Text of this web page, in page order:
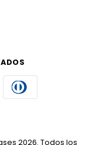
2026. Todos los